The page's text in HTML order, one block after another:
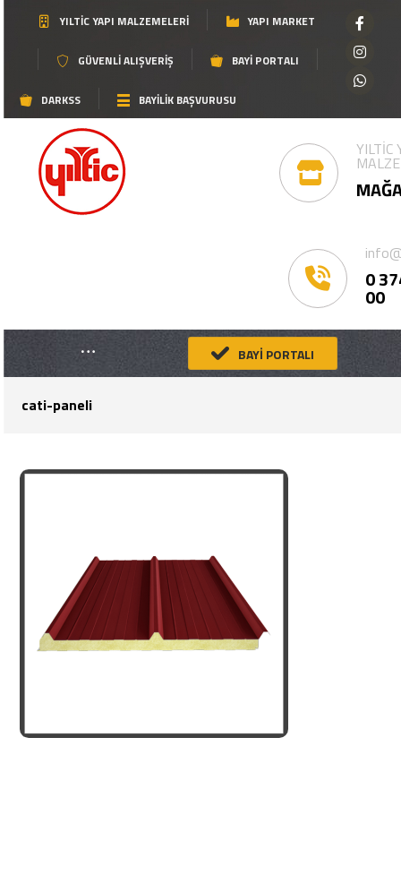
YILTIC YAPI MALZEMELERI YAPI MARKET
GÜVENLI ALIŞVERIŞ BAYI PORTALI
DARKSS BAYİLİK BAŞVURUSU
YILTİC
0
00
BAYİ PORTALI
cati-paneli